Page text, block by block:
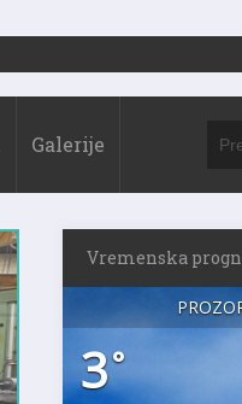
Galerije
Vremenska
3°